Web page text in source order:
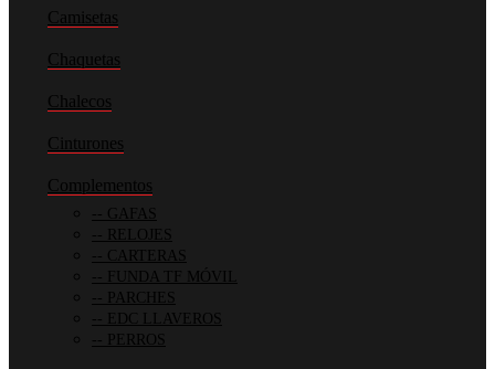
Camisetas
Chaquetas
Chalecos
Cinturones
Complementos
GAFAS
RELOJES
CARTERAS
FUNDA TF MÓVIL
PARCHES
EDC LLAVEROS
PERROS